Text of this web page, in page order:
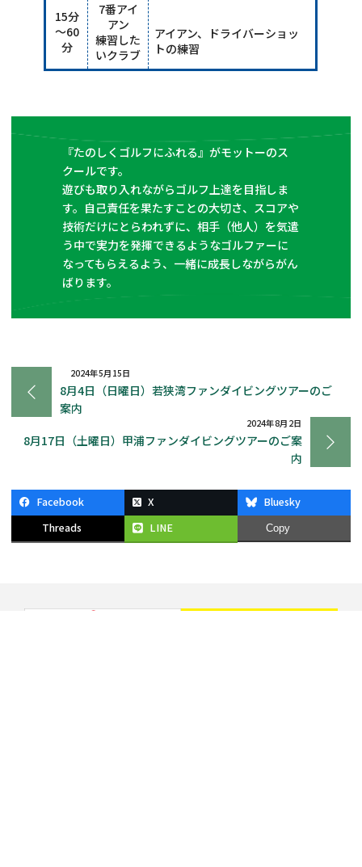
15分
～60
分
7番アイ
アン
練習した
いクラブ
アイアン、ドライバーショッ
トの練習
『たのしくゴルフにふれる』がモットーのス
クールです。
遊びも取り入れながらゴルフ上達を目指しま
す。自己責任を果たすことの大切さ、スコアや
技術だけにとらわれずに、相手（他人）を気遣
う中で実力を発揮できるようなゴルファーに
なってもらえるよう、一緒に成長しながらがん
ばります。
2024年5月15日
8月4日（日曜日）若狭湾ファンダイビングツアーのご
案内
2024年8月2日
8月17日（土曜日）甲浦ファンダイビングツアーのご案
内
Facebook X
Bluesky
Threads
LINE Copy